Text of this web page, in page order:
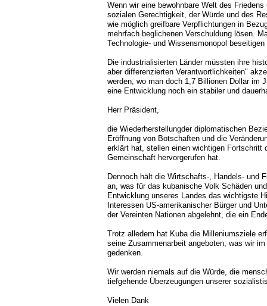
Wenn wir eine bewohnbare Welt des
sozialen Gerechtigkeit, der Würde und des
wie möglich greifbare Verpflichtungen in
mehrfach beglichenen Verschuldung lösen.
Technologie- und Wissensmonopol
Die industrialisierten Länder müssten ihre
aber differenzierten Verantwortlichkeiten"
werden, wo man doch 1,7 Billionen Dollar im
eine Entwicklung noch ein stabiler und
Herr Präsident,
die Wiederherstellungder diplomatischen
Eröffnung von Botschaften und die
erklärt hat, stellen einen wichtigen Fortschritt
Gemeinschaft hervorgerufen hat.
Dennoch hält die Wirtschafts-, Handels- und
an, was für das kubanische Volk Schäden
Entwicklung unseres Landes das wichtigste
Interessen US-amerikanischer Bürger und
der Vereinten Nationen abgelehnt, die ein
Trotz alledem hat Kuba die Milleniumsziele
seine Zusammenarbeit angeboten, was wir
gedenken.
Wir werden niemals auf die Würde, die
tiefgehende Überzeugungen unserer
Vielen Dank